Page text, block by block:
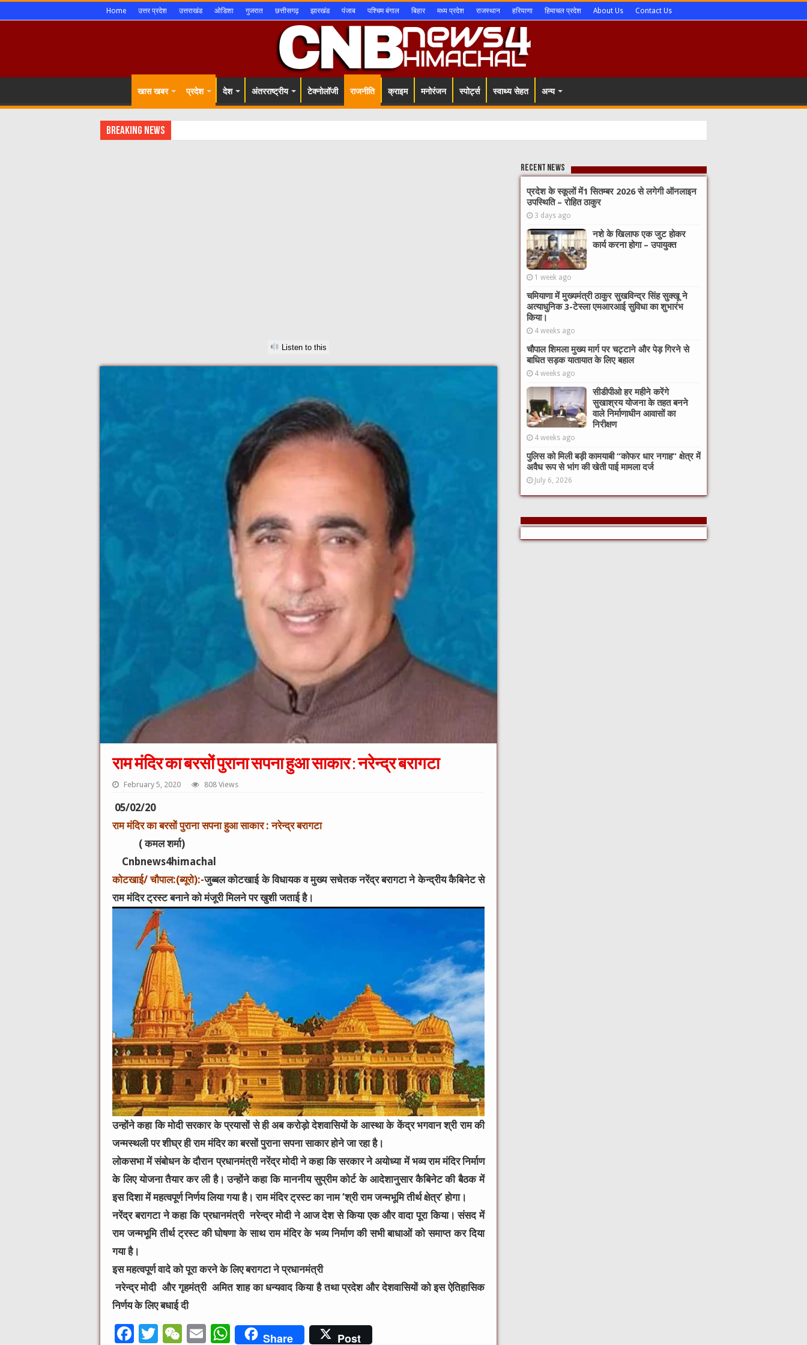
Home उत्तर प्रदेश उत्तराखंड ओडिशा गुजरात छत्तीसगढ़ झारखंड पंजाब पश्चिम बंगाल बिहार मध्य प्रदेश राजस्थान हरियाणा हिमाचल प्रदेश About Us Contact Us
खास खबर प्रदेश देश अंतरराष्ट्रीय टेक्नोलॉजी राजनीति क्राइम मनोरंजन स्पोर्ट्स स्वाथ्य सेहत अन्य
Breaking News
Listen to this
राम मंदिर का बरसों पुराना सपना हुआ साकार : नरेन्द्र बरागटा
February 5, 2020 808 Views
05/02/20
राम मंदिर का बरसों पुराना सपना हुआ साकार : नरेन्द्र बरागटा
( कमल शर्मा)
Cnbnews4himachal
कोटखाई/ चौपाल:(ब्यूरो):-जुब्बल कोटखाई के विधायक व मुख्य सचेतक नरेंद्र बरागटा ने केन्द्रीय कैबिनेट से
राम मंदिर ट्रस्ट बनाने को मंजूरी मिलने पर खुशी जताई है।
उन्होंने कहा कि मोदी सरकार के प्रयासों से ही अब करोड़ो देशवासियों के आस्था के केंद्र भगवान श्री राम की
जन्मस्थली पर शीघ्र ही राम मंदिर का बरसों पुराना सपना साकार होने जा रहा है।
लोकसभा में संबोधन के दौरान प्रधानमंत्री नरेंद्र मोदी ने कहा कि सरकार ने अयोध्या में भव्य राम मंदिर निर्माण
के लिए योजना तैयार कर ली है। उन्होंने कहा कि माननीय सुप्रीम कोर्ट के आदेशानुसार कैबिनेट की बैठक में
इस दिशा में महत्वपूर्ण निर्णय लिया गया है। राम मंदिर ट्रस्ट का नाम ‘श्री राम जन्मभूमि तीर्थ क्षेत्र’ होगा।
नरेंद्र बरागटा ने कहा कि प्रधानमंत्री नरेन्द्र मोदी ने आज देश से किया एक और वादा पूरा किया। संसद में
राम जन्मभूमि तीर्थ ट्रस्ट की घोषणा के साथ राम मंदिर के भव्य निर्माण की सभी बाधाओं को समाप्त कर दिया
गया है।
इस महत्वपूर्ण वादे को पूरा करने के लिए बरागटा ने प्रधानमंत्री
नरेन्द्र मोदी और गृहमंत्री अमित शाह का धन्यवाद किया है तथा प्रदेश और देशवासियों को इस ऐतिहासिक
निर्णय के लिए बधाई दी
F
T
W E
W
Share Post
Recent News
प्रदेश के स्कूलों में1 सितम्बर 2026 से लगेगी ऑनलाइन
उपस्थिति – रोहित ठाकुर
3 days ago
नशे के खिलाफ एक जुट होकर
कार्य करना होगा – उपायुक्त
1 week ago
चमियाणा में मुख्यमंत्री ठाकुर सुखविन्द्र सिंह सुक्खू ने
अत्याधुनिक 3-टेस्ला एमआरआई सुविधा का शुभारंभ
किया।
4 weeks ago
चौपाल शिमला मुख्य मार्ग पर चट्टाने और पेड़ गिरने से
बाधित सड़क यातायात के लिए बहाल
4 weeks ago
सीडीपीओ हर महीने करेंगे
सुखाश्रय योजना के तहत बनने
वाले निर्माणाधीन आवासों का
निरीक्षण
4 weeks ago
पुलिस को मिली बड़ी कामयाबी “कोफर धार नगाह” क्षेत्र में
अवैध रूप से भांग की खेती पाई मामला दर्ज
July 6, 2026